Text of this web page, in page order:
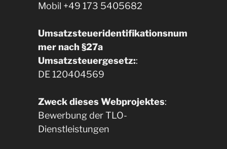
Mobil +49 173 5405682
Umsatzsteueridentifikationsnum
mer nach §27a
Umsatzsteuergesetz::
DE 120404569
Zweck dieses Webprojektes:
Bewerbung der TLO-
Dienstleistungen